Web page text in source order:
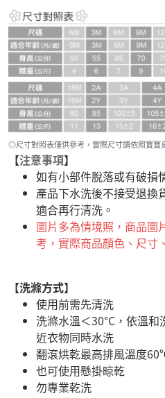
◎尺寸對照表僅供參考，實際尺寸請依照寶寶
【注意事項】
如有小部件脫落或有破損
產品下水洗後不接受退換
適合再行清洗。
圖片多為情境照，商品圖
考，實際商品顏色、尺寸
【洗滌方式】
使用前需先清洗
洗滌水溫＜30°C，依溫
近衣物同時水洗
翻滾烘乾最高排風溫度
也可使用懸掛晾乾
勿專業乾洗